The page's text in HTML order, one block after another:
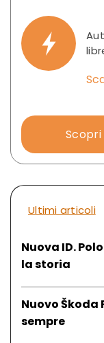
Ultimi articoli
Nuova ID.
la storia
Nuovo Škoda
sempre